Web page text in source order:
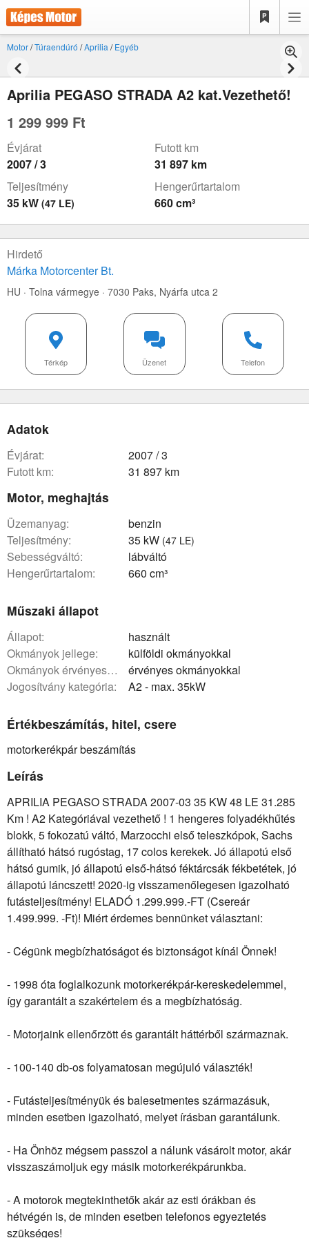
Motor/Túraendúró /Aprilia /Egyéb
Aprilia PEGASO STRADA A2 kat.Vezethető!
1 299 999 Ft
Évjárat
2007 / 3
Futott km
31 897 km
Teljesítmény
35 kW (47 LE)
Hengerűrtartalom
660 cm³
Hirdető
Márka Motorcenter Bt.
HU · Tolna vármegye · 7030 Paks, Nyárfa utca 2
Telefon
Üzenet
Térkép
Adatok
évjárat:
2007 / 3
futott km:
31 897 km
Motor, meghajtás
üzemanyag:
benzin
teljesítmény:
35 kW (47 LE)
sebességváltó:
lábváltó
hengerűrtartalom:
660 cm³
Műszaki állapot
állapot:
használt
okmányok jellege:
külföldi okmányokkal
okmányok érvényessége:
érvényes okmányokkal
Jogosítvány kategória:
A2 - max. 35kW
Értékbeszámítás, hitel, csere
motorkerékpár beszámítás
Leírás
APRILIA PEGASO STRADA 2007-03 35 KW 48 LE 31.285
Km ! A2 Kategóriával vezethető ! 1 hengeres folyadékhűtés
blokk, 5 fokozatú váltó, Marzocchi első teleszkópok, Sachs
állítható hátsó rugóstag, 17 colos kerekek. Jó állapotú első
hátsó gumik, jó állapotú első-hátsó féktárcsák fékbetétek, jó
állapotú láncszett! 2020-ig visszamenőlegesen igazolható
futásteljesítmény! ELADÓ 1.299.999.-FT (Csereár
1.499.999. -Ft)! Miért érdemes bennünket választani:
- Cégünk megbízhatóságot és biztonságot kínál Önnek!
- 1998 óta foglalkozunk motorkerékpár-kereskedelemmel,
így garantált a szakértelem és a megbízhatóság.
- Motorjaink ellenőrzött és garantált háttérből származnak.
- 100-140 db-os folyamatosan megújuló választék!
- Futásteljesítményük és balesetmentes származásuk,
minden esetben igazolható, melyet írásban garantálunk.
- Ha Önhöz mégsem passzol a nálunk vásárolt motor, akár
visszaszámoljuk egy másik motorkerékpárunkba.
- A motorok megtekinthetők akár az esti órákban és
hétvégén is, de minden esetben telefonos egyeztetés
szükséges!